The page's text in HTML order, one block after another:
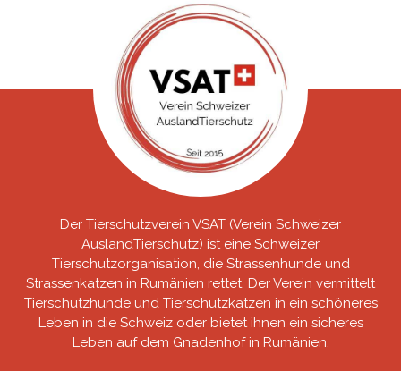
Der Tierschutzverein VSAT (Verein Schweizer
AuslandTierschutz) ist eine Schweizer
Tierschutzorganisation, die Strassenhunde und
Strassenkatzen in Rumänien rettet. Der Verein vermittelt
Tierschutzhunde und Tierschutzkatzen in ein schöneres
Leben in die Schweiz oder bietet ihnen ein sicheres
Leben auf dem Gnadenhof in Rumänien.